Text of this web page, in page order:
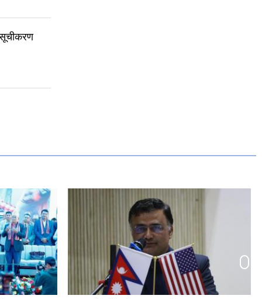
सूचीकरण